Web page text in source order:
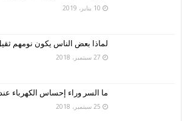
10 يناير، 2019
لماذا بعض الناس يكون نومهم
27 سبتمبر، 2018
ما السر وراء إحساس الكهرباء
25 سبتمبر، 2018